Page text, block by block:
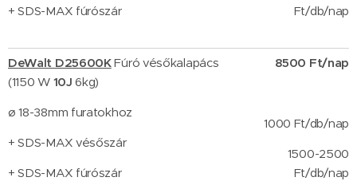
+ SDS-MAX fúrószár
Ft/db/nap
DeWalt D25600KFúró vésőkalapács
(1150 W 10J 6kg)
ø 18-38mm furatokhoz
+ SDS-MAX vésőszár
+ SDS-MAX fúrószár
8500 Ft/nap
1000 Ft/db/nap
1500-2500
Ft/db/nap